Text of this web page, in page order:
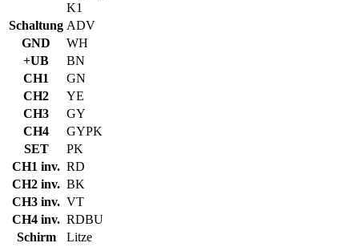
K1
Schaltung ADV
GND
WH
+UB
BN
CH1
GN
CH2
YE
CH3
GY
CH4
GYPK
SET
PK
CH1 inv. RD
CH2 inv. BK
CH3 inv. VT
CH4 inv. RDBU
Schirm
Litze